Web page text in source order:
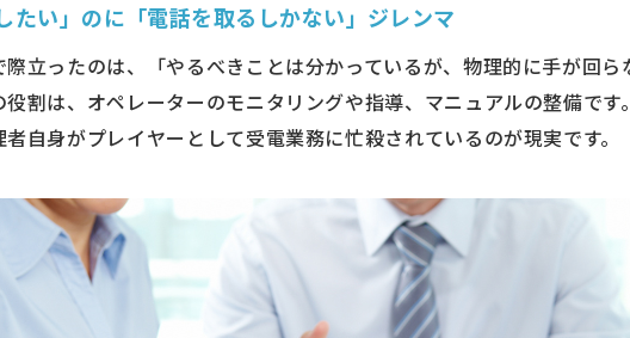
たい」のに「電話を取るしかない」ジレンマ
立ったのは、「やるべきことは分かっているが、物理的に手が回
役割は、オペレーターのモニタリングや指導、マニュアルの整備で
自身がプレイヤーとして受電業務に忙殺されているのが現実です。